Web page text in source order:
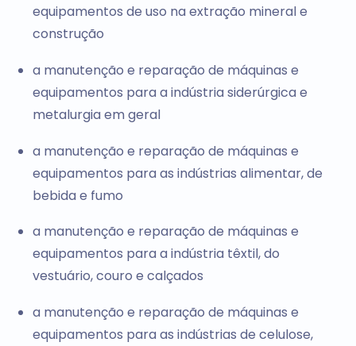
equipamentos de uso na extração mineral e
construção
a manutenção e reparação de máquinas e
equipamentos para a indústria siderúrgica e
metalurgia em geral
a manutenção e reparação de máquinas e
equipamentos para as indústrias alimentar, de
bebida e fumo
a manutenção e reparação de máquinas e
equipamentos para a indústria têxtil, do
vestuário, couro e calçados
a manutenção e reparação de máquinas e
equipamentos para as indústrias de celulose,